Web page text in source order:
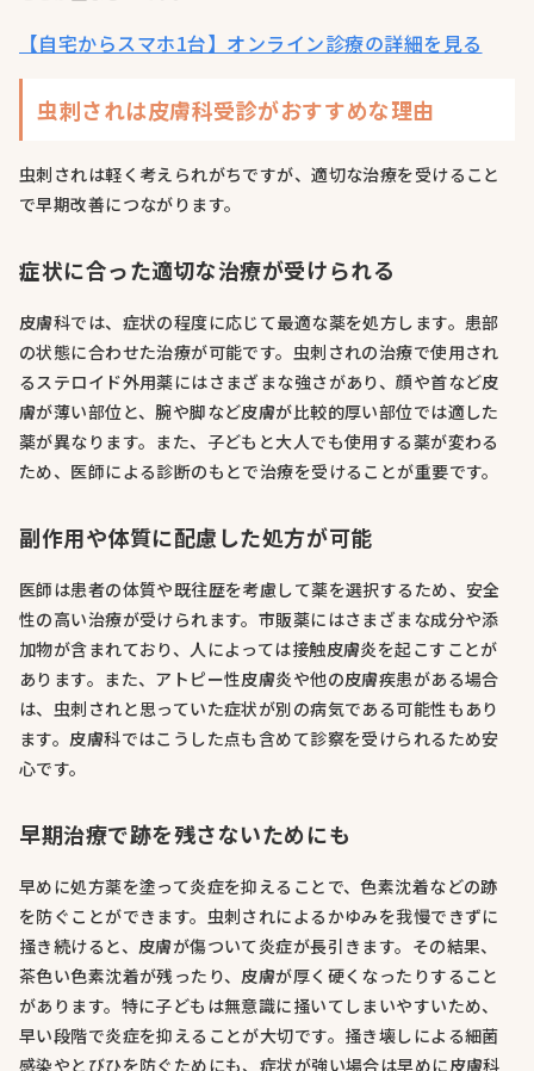
【自宅からスマホ1台】オンライン診療の詳細を見る
虫刺されは皮膚科受診がおすすめな理由
虫刺されは軽く考えられがちですが、適切な治療を受けること
で早期改善につながります。
症状に合った適切な治療が受けられる
皮膚科では、症状の程度に応じて最適な薬を処方します。患部
の状態に合わせた治療が可能です。虫刺されの治療で使用され
るステロイド外用薬にはさまざまな強さがあり、顔や首など皮
膚が薄い部位と、腕や脚など皮膚が比較的厚い部位では適した
薬が異なります。また、子どもと大人でも使用する薬が変わる
ため、医師による診断のもとで治療を受けることが重要です。
副作用や体質に配慮した処方が可能
医師は患者の体質や既往歴を考慮して薬を選択するため、安全
性の高い治療が受けられます。市販薬にはさまざまな成分や添
加物が含まれており、人によっては接触皮膚炎を起こすことが
あります。また、アトピー性皮膚炎や他の皮膚疾患がある場合
は、虫刺されと思っていた症状が別の病気である可能性もあり
ます。皮膚科ではこうした点も含めて診察を受けられるため安
心です。
早期治療で跡を残さないためにも
早めに処方薬を塗って炎症を抑えることで、色素沈着などの跡
を防ぐことができます。虫刺されによるかゆみを我慢できずに
掻き続けると、皮膚が傷ついて炎症が長引きます。その結果、
茶色い色素沈着が残ったり、皮膚が厚く硬くなったりすること
があります。特に子どもは無意識に掻いてしまいやすいため、
早い段階で炎症を抑えることが大切です。掻き壊しによる細菌
感染やとびひを防ぐためにも、症状が強い場合は早めに皮膚科